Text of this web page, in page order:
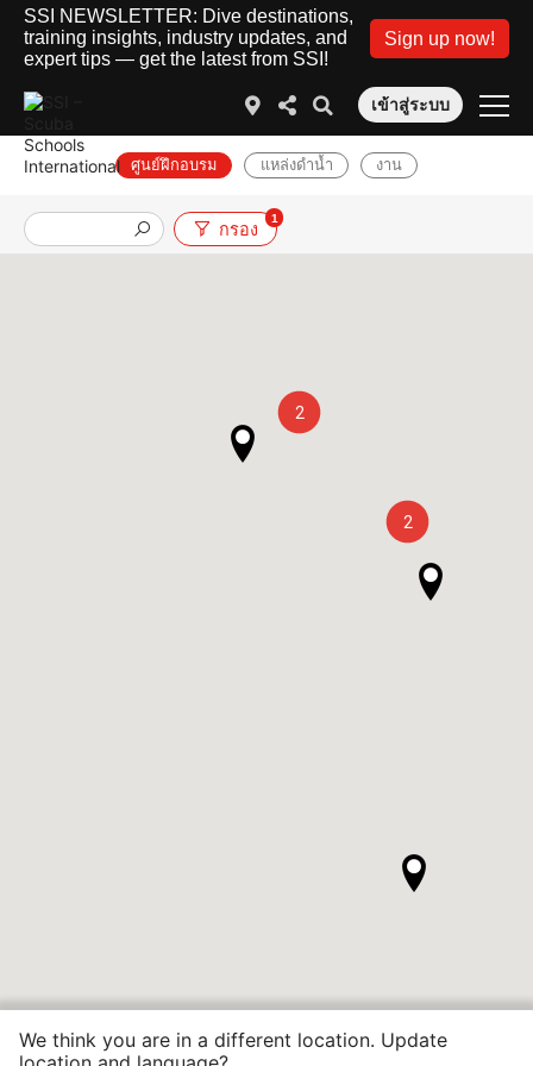
SSI NEWSLETTER: Dive destinations,
training insights, industry updates, and
expert tips — get the latest from SSI!
Sign up now!
เข้าสู่ระบบ
ศูนย์ฝึกอบรม แหล่งดำน้ำ งาน
กรอง
1
2
2
We think you are in a different location. Update